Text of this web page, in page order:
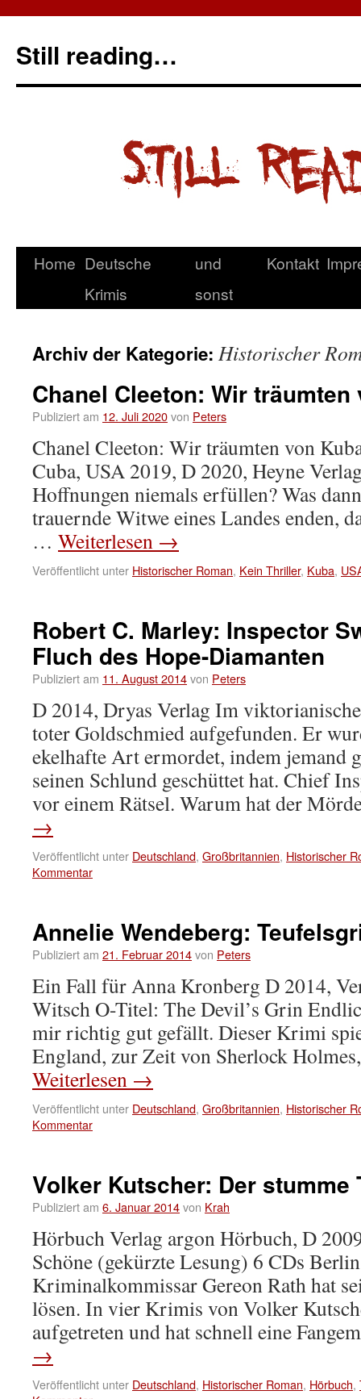
Still reading…
Home Deutsche
Krimis
und
sonst
Kontakt
Archiv der Kategorie: Historischer
Chanel Cleeton: Wir träumten
Publiziert am 12. Juli 2020von Peters
Chanel Cleeton: Wir träumten von
Cuba, USA 2019, D 2020, Heyne
Hoffnungen niemals erfüllen? Was
trauernde Witwe eines Landes enden,
… Weiterlesen →
Veröffentlicht unter Historischer Roman, Kein Thriller, Kuba,
Robert C. Marley: Inspector
Fluch des Hope-Diamanten
Publiziert am 11. August 2014von Peters
D 2014, Dryas Verlag Im
toter Goldschmied aufgefunden. Er
ekelhafte Art ermordet, indem jemand
seinen Schlund geschüttet hat. Chief
vor einem Rätsel. Warum hat der
→
Veröffentlicht unter Deutschland, Großbritannien, Historischer
Kommentar
Annelie Wendeberg:
Publiziert am 21. Februar 2014von Peters
Ein Fall für Anna Kronberg D 2014,
Witsch O-Titel: The Devil’s Grin
mir richtig gut gefällt. Dieser Krimi
England, zur Zeit von Sherlock
Weiterlesen →
Veröffentlicht unter Deutschland, Großbritannien, Historischer
Kommentar
Volker Kutscher: Der stumme
Publiziert am 6. Januar 2014von Krah
Hörbuch Verlag argon Hörbuch, D
Schöne (gekürzte Lesung) 6 CDs
Kriminalkommissar Gereon Rath hat
lösen. In vier Krimis von Volker
aufgetreten und hat schnell eine
→
Veröffentlicht unter Deutschland, Historischer Roman, Hörbuch,